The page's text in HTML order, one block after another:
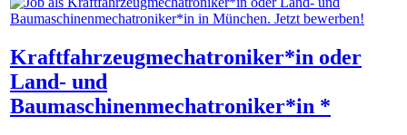
Kraftfahrzeugmechatroniker*in oder
Land- und
Baumaschinenmechatroniker*in *